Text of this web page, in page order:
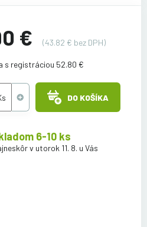
€ (43.82 € bez DPH)
s registráciou 52.80 €
DO KOŠÍKA
6-10 ks
v utorok 11. 8. u Vás